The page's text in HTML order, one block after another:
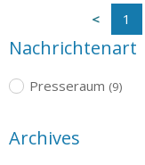
1
Nachrichtenart
Presseraum (9)
Archives